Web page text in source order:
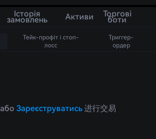
Історія
замовлень Активи Торгові
боти
Тейк-профіт і стоп-
лосс
Триггер-
ордер
або Зареєструватись进行交易